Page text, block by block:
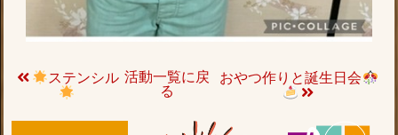
ステンシル 活動一覧に戻
る
おやつ作りと誕生日会